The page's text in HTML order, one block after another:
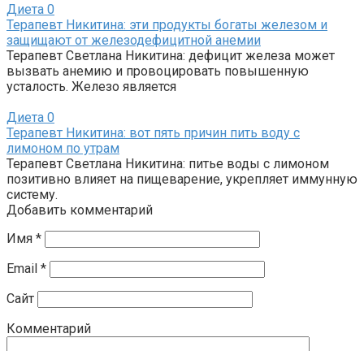
Диета 0
Терапевт Никитина: эти продукты богаты железом и
защищают от железодефицитной анемии
Терапевт Светлана Никитина: дефицит железа может
вызвать анемию и провоцировать повышенную
усталость. Железо является
Диета 0
Терапевт Никитина: вот пять причин пить воду с
лимоном по утрам
Терапевт Светлана Никитина: питье воды с лимоном
позитивно влияет на пищеварение, укрепляет иммунную
систему.
Добавить комментарий
Имя *
Email *
Сайт
Комментарий